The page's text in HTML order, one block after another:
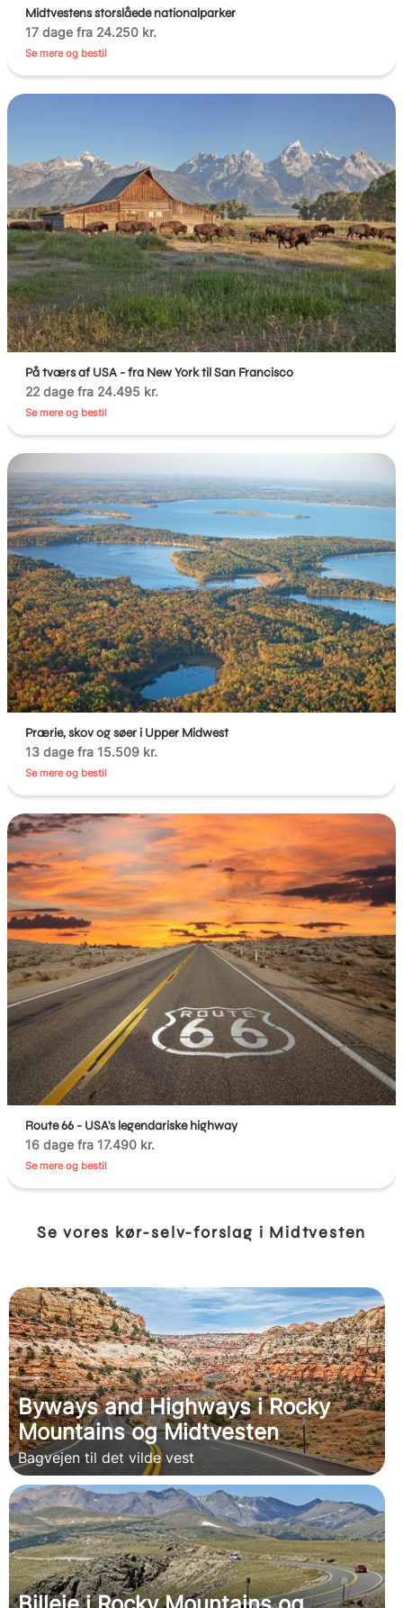
Midtvestens storslåede nationalparker
17 dage fra 24.250 kr.
Se mere og bestil
På tværs af USA - fra New York til San Francisco
22 dage fra 24.495 kr.
Se mere og bestil
Prærie, skov og søer i Upper Midwest
13 dage fra 15.509 kr.
Se mere og bestil
Route 66 - USA's legendariske highway
16 dage fra 17.490 kr.
Se mere og bestil
Se vores kør-selv-forslag i Midtvesten
Byways and Highways i Rocky
Mountains og Midtvesten
Bagvejen til det vilde vest